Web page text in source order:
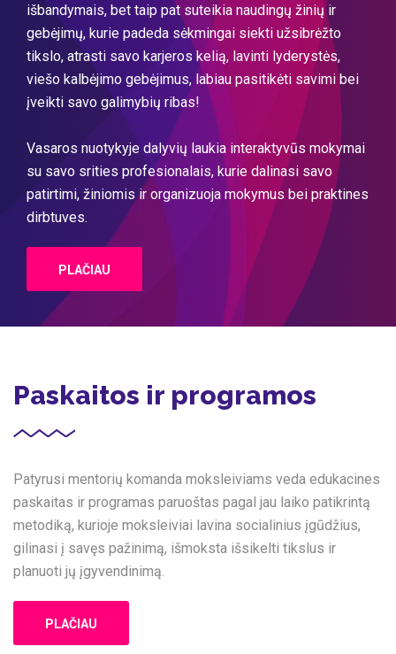
išbandymais, bet taip pat suteikia naudingų žinių ir
gebėjimų, kurie padeda sėkmingai siekti užsibrėžto
tikslo, atrasti savo karjeros kelią, lavinti lyderystės,
viešo kalbėjimo gebėjimus, labiau pasitikėti savimi bei
įveikti savo galimybių ribas!
Vasaros nuotykyje dalyvių laukia interaktyvūs mokymai
su savo srities profesionalais, kurie dalinasi savo
patirtimi, žiniomis ir organizuoja mokymus bei praktines
dirbtuves.
PLAČIAU
Paskaitos ir programos
Patyrusi mentorių komanda moksleiviams veda edukacines
paskaitas ir programas paruoštas pagal jau laiko patikrintą
metodiką, kurioje moksleiviai lavina socialinius įgūdžius,
gilinasi į savęs pažinimą, išmoksta išsikelti tikslus ir
planuoti jų įgyvendinimą.
PLAČIAU